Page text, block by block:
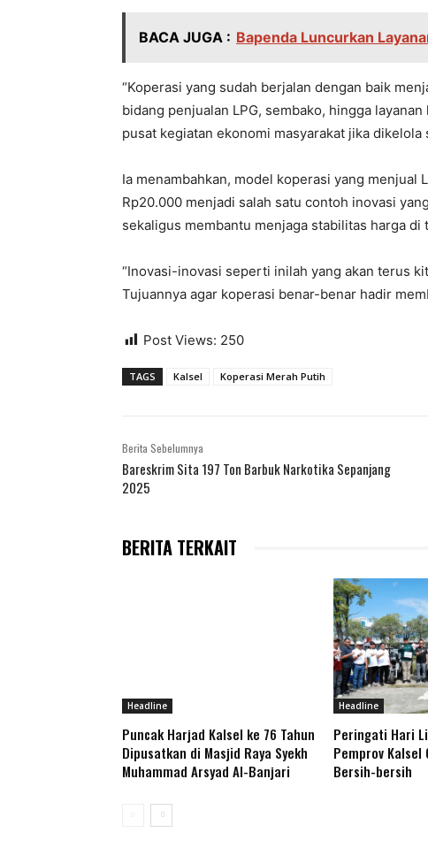
BACA JUGA : Bapenda Luncurkan
“Koperasi yang sudah berjalan dengan baik
bidang penjualan LPG, sembako, hingga
pusat kegiatan ekonomi masyarakat jika dikelola
Ia menambahkan, model koperasi yang menjual
Rp20.000 menjadi salah satu contoh inovasi
sekaligus membantu menjaga stabilitas harga di
“Inovasi-inovasi seperti inilah yang akan terus
Tujuannya agar koperasi benar-benar hadir
Post Views: 250
TAGS Kalsel Koperasi Merah Putih
Berita Sebelumnya
Bareskrim Sita 197 Ton Barbuk Narkotika Sepanjang
2025
BERITA TERKAIT
Headline
Puncak Harjad Kalsel ke 76 Tahun
Dipusatkan di Masjid Raya Syekh
Muhammad Arsyad Al-Banjari
Headline
Peringati Hari
Pemprov Kalsel
Bersih-bersih